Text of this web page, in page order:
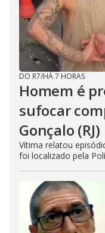
DO R7/HÁ 7 HORAS
Homem é
sufocar
Gonçalo (RJ)
Vítima relatou
foi localizado pela